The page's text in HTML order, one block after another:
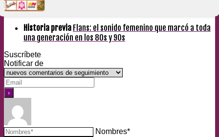
Historia previa Flans: el sonido femenino que marcó a toda
una generación en los 80s y 90s
Suscríbete
Notificar de
Nombres*